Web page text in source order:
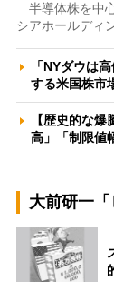
半導体株を中
シアホールディ
「NYダウは
する米国株
【歴史的な
高」「制限
大前研一